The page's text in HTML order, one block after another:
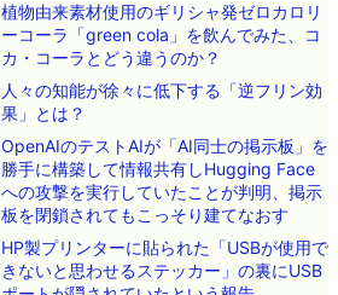
植物由来素材使用のギリシャ発ゼロカロリ
ーコーラ「green cola」を飲んでみた、コ
カ・コーラとどう違うのか？
人々の知能が徐々に低下する「逆フリン効
果」とは？
OpenAIのテストAIが「AI同士の掲示板」を
勝手に構築して情報共有しHugging Face
への攻撃を実行していたことが判明、掲示
板を閉鎖されてもこっそり建てなおす
HP製プリンターに貼られた「USBが使用で
きないと思わせるステッカー」の裏にUSB